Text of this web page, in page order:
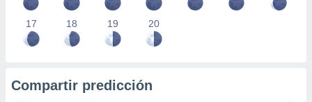
17 18 19 20
Compartir predicción